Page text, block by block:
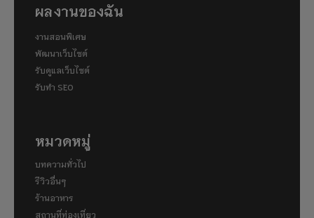
ผลงานของฉัน
งานสอนพิเศษ
พัฒนาเว็บไซต์
รับดูแลเว็บไซต์
รับทำ SEO
หมวดหมู่
บทความทั่วไป
รีวิวอื่นๆ
ร้านอาหาร
สถานที่ท่องเที่ยว